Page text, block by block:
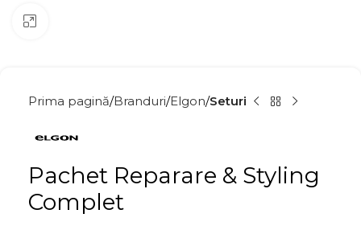
Prima pagină Branduri Elgon Seturi
Pachet Reparare & Styling
Complet